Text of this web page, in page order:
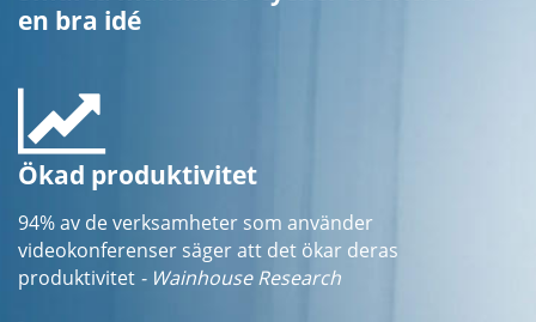
en bra idé
Ökad produktivitet
94% av de verksamheter som använder
videokonferenser säger att det ökar deras
produktivitet - Wainhouse Research